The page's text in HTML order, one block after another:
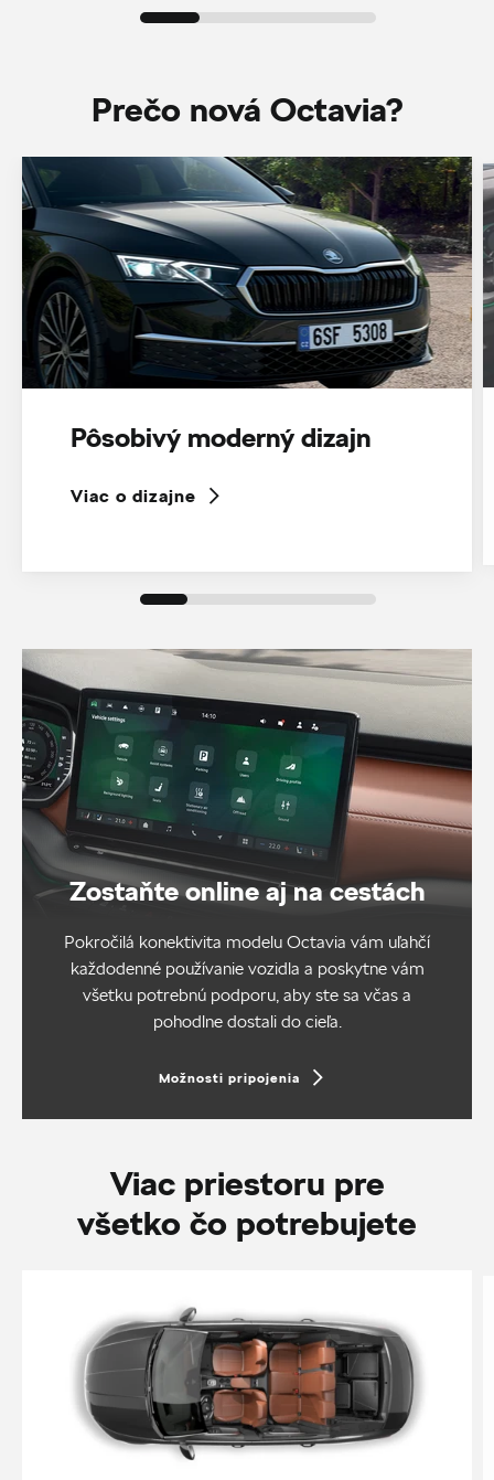
Prečo nová Octavia?
Pôsobivý moderný dizajn
Viac o dizajne
Zostaňte online aj na cestách
Pokročilá konektivita modelu Octavia vám uľahčí
každodenné používanie vozidla a poskytne vám
všetku potrebnú podporu, aby ste sa včas a
pohodlne dostali do cieľa.
Možnosti pripojenia
Viac priestoru pre
všetko čo potrebujete